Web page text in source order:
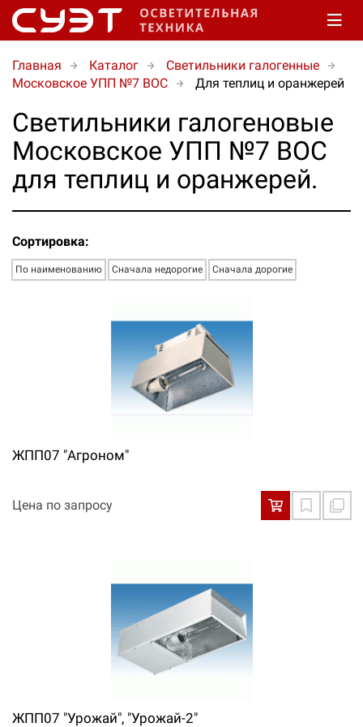
Главная Каталог
Светильники галогенные
Московское УПП №7 ВОС
Для теплиц и оранжерей
Светильники галогеновые
Московское УПП №7 ВОС
для теплиц и оранжерей.
Сортировка:
По наименованию Сначала недорогие Сначала дорогие
ЖПП07 "Агроном"
Цена по запросу
ЖПП07 "Урожай", "Урожай-2"